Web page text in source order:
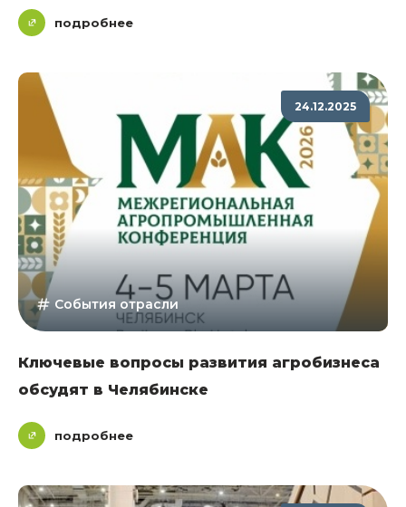
подробнее
24.12.2025
События отрасли
Ключевые вопросы развития агробизнеса
обсудят в Челябинске
подробнее